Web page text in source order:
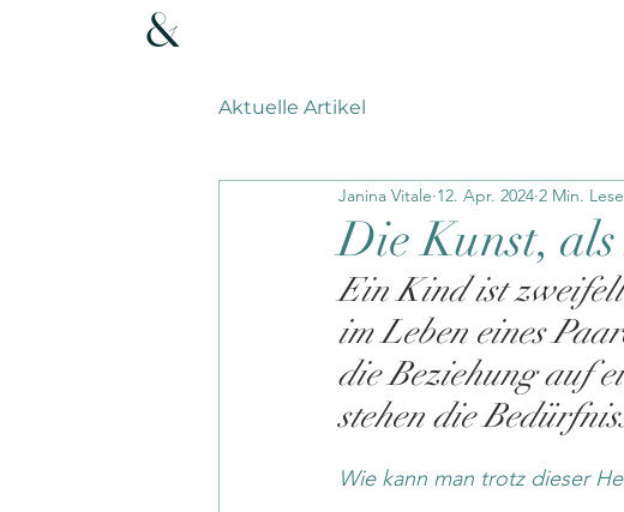
Aktuelle Artikel
Die Kunst,
Janina Vitale 12. Apr. 2024 2 Min.
Ein Kind ist
im Leben eines
die Beziehung auf
stehen die
Wie kann man trotz dieser